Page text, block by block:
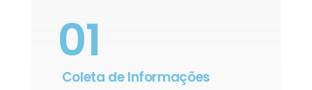
01
Coleta de Informações